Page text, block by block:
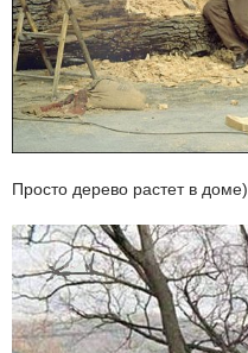
Просто дерево растет в доме)